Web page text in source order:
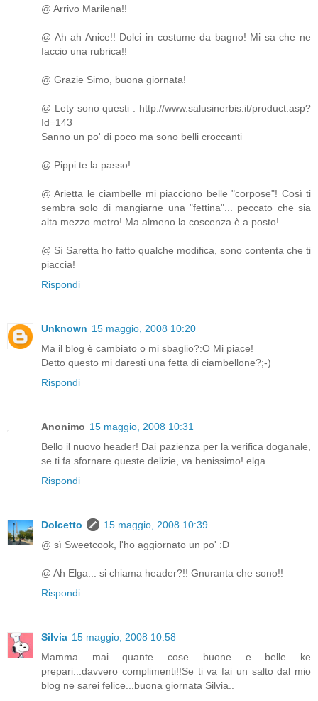
@ Arrivo Marilena!!
@ Ah ah Anice!! Dolci in costume da bagno! Mi sa che ne
faccio una rubrica!!
@ Grazie Simo, buona giornata!
@ Lety sono questi : http://www.salusinerbis.it/product.asp?
Id=143
Sanno un po' di poco ma sono belli croccanti
@ Pippi te la passo!
@ Arietta le ciambelle mi piacciono belle "corpose"! Così ti
sembra solo di mangiarne una "fettina"... peccato che sia
alta mezzo metro! Ma almeno la coscenza è a posto!
@ Sì Saretta ho fatto qualche modifica, sono contenta che ti
piaccia!
Rispondi
Unknown 15 maggio, 2008 10:20
Ma il blog è cambiato o mi sbaglio?:O Mi piace!
Detto questo mi daresti una fetta di ciambellone?;-)
Rispondi
Anonimo 15 maggio, 2008 10:31
Bello il nuovo header! Dai pazienza per la verifica doganale,
se ti fa sfornare queste delizie, va benissimo! elga
Rispondi
Dolcetto
15 maggio, 2008 10:39
@ sì Sweetcook, l'ho aggiornato un po' :D
@ Ah Elga... si chiama header?!! Gnuranta che sono!!
Rispondi
Silvia 15 maggio, 2008 10:58
Mamma mai quante cose buone e belle ke
prepari...davvero complimenti!!Se ti va fai un salto dal mio
blog ne sarei felice...buona giornata Silvia..